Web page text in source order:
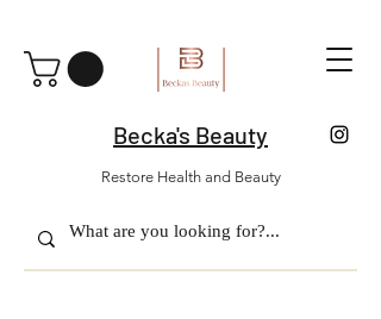
Becka's Beauty
Restore Health and Beauty